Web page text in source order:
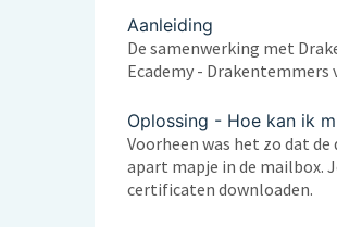
Aanleiding
De samenwerking met
Ecademy -
Oplossing - Hoe kan ik
Voorheen was het zo dat
apart mapje in de mailbox.
certificaten downloaden.